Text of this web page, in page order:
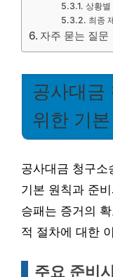
상황별
최종
자주 묻는 질문
공사대금
위한 기
공사대금 청구소
기본 원칙과 준
승패는 증거의
적 절차에 대한
주요 준비